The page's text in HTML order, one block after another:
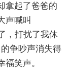
拿起了爸爸的
声喊叫
，打扰了我休
争吵声消失得
笑声。